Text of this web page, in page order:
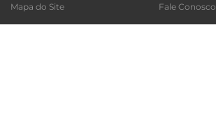
Mapa do Site Fale Conosco